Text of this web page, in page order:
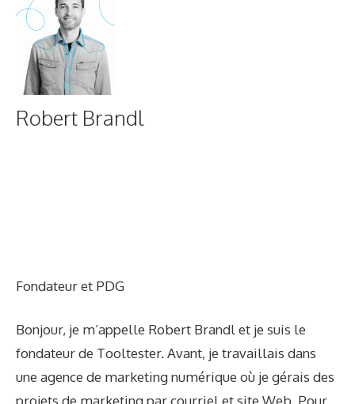
Robert Brandl
Fondateur et PDG
Bonjour, je m’appelle Robert Brandl et je suis le
fondateur de Tooltester. Avant, je travaillais dans
une agence de marketing numérique où je gérais des
projets de marketing par courriel et site Web. Pour